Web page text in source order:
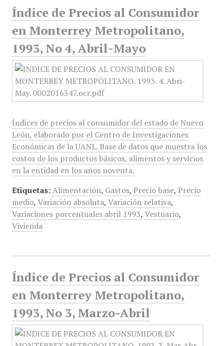
Índice de Precios al Consumidor
en Monterrey Metropolitano,
1993, No 4, Abril-Mayo
Índices de precios al consumidor del estado de Nuevo
León, elaborado por el Centro de Investigaciones
Económicas de la UANL. Base de datos que muestra los
costos de los productos básicos, alimentos y servicios
en la entidad en los años noventa.
Etiquetas: Alimentación, Gastos, Precio base, Precio
medio, Variación absoluta, Variación relativa,
Variaciones porcentuales abril 1993, Vestuario,
Vivienda
Índice de Precios al Consumidor
en Monterrey Metropolitano,
1993, No 3, Marzo-Abril